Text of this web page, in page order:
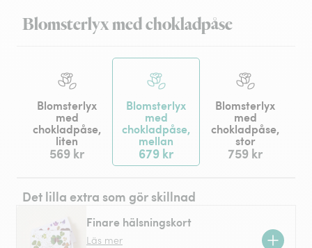
Blomsterlyx med chokladpåse
Blomsterlyx
med
chokladpåse,
liten
569 kr
Blomsterlyx
med
chokladpåse,
mellan
679 kr
Blomsterlyx
med
chokladpåse,
stor
759 kr
Det lilla extra som gör skillnad
Finare hälsningskort
Läs mer